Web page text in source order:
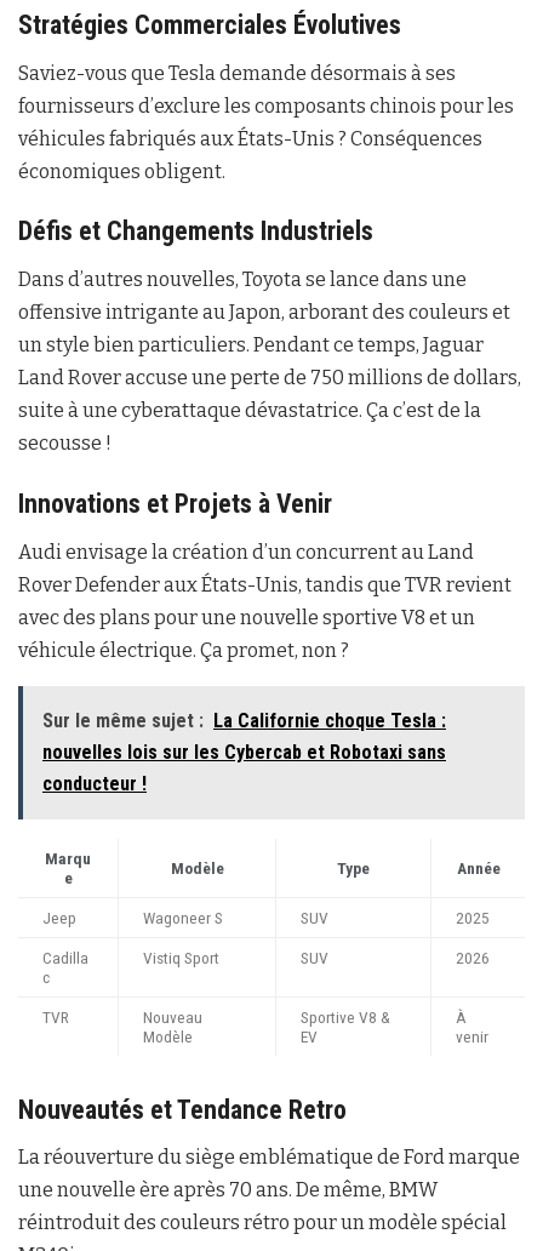
Stratégies Commerciales Évolutives
Saviez-vous que Tesla demande désormais à ses
fournisseurs d’exclure les composants chinois pour les
véhicules fabriqués aux États-Unis ? Conséquences
économiques obligent.
Défis et Changements Industriels
Dans d’autres nouvelles, Toyota se lance dans une
offensive intrigante au Japon, arborant des couleurs et
un style bien particuliers. Pendant ce temps, Jaguar
Land Rover accuse une perte de 750 millions de dollars,
suite à une cyberattaque dévastatrice. Ça c’est de la
secousse !
Innovations et Projets à Venir
Audi envisage la création d’un concurrent au Land
Rover Defender aux États-Unis, tandis que TVR revient
avec des plans pour une nouvelle sportive V8 et un
véhicule électrique. Ça promet, non ?
Sur le même sujet : La Californie choque Tesla :
nouvelles lois sur les Cybercab et Robotaxi sans
conducteur !
Marqu
e
Modèle Type Année
Jeep Wagoneer S SUV 2025
Cadilla
c
Vistiq Sport SUV 2026
TVR
Nouveau
Modèle
Sportive V8 &
EV
À
venir
Nouveautés et Tendance Retro
La réouverture du siège emblématique de Ford marque
une nouvelle ère après 70 ans. De même, BMW
réintroduit des couleurs rétro pour un modèle spécial